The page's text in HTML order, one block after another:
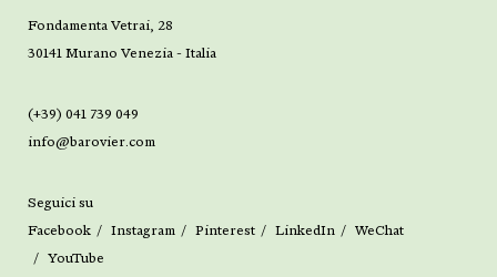
Fondamenta Vetrai, 28
30141 Murano Venezia - Italia
(+39) 041 739 049
info@barovier.com
Seguici su
Facebook
Instagram Pinterest LinkedIn
WeChat
YouTube